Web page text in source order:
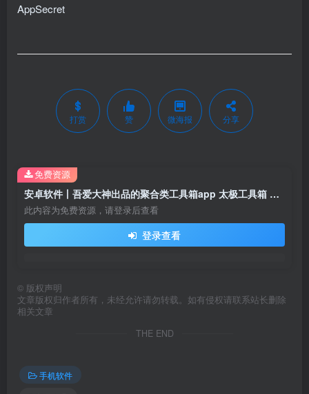
AppSecret
打赏 赞 微海报 分享
安卓软件丨吾爱大神出品的聚合类工具箱app 太极工具箱 包罗万物
此内容为免费资源，请登录后查看
登录查看
免费资源
© 版权声明
文章版权归作者所有，未经允许请勿转载。如有侵权请联系站长删除
相关文章
THE END
手机软件